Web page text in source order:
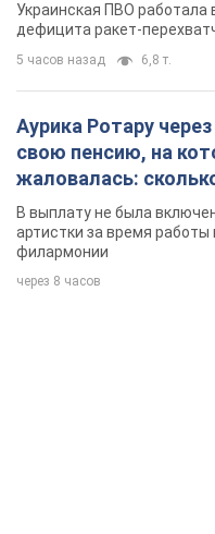
Украинская ПВО работала
дефицита ракет-
5 часов назад 6,8 т.
Аурика Ротару
свою пенсию, на
жаловалась:
певица
В выплату не была
артистки за время работы
филармонии
через 8 часов